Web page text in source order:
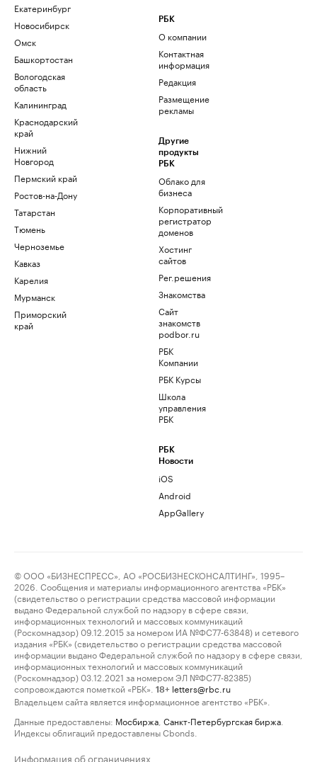
Екатеринбург
Новосибирск
Омск
Башкортостан
Вологодская
область
Калининград
Краснодарский
край
Нижний
Новгород
Пермский край
Ростов-на-Дону
Татарстан
Тюмень
Черноземье
Кавказ
Карелия
Мурманск
Приморский
край
РБК
О компании
Контактная
информация
Редакция
Размещение
рекламы
Другие
продукты
РБК
Облако для
бизнеса
Корпоративный
регистратор
доменов
Хостинг
сайтов
Рег.решения
Знакомства
Сайт
знакомств
podbor.ru
РБК
Компании
РБК Курсы
Школа
управления
РБК
РБК
Новости
iOS
Android
AppGallery
© ООО «БИЗНЕСПРЕСС», АО «РОСБИЗНЕСКОНСАЛТИНГ», 1995–
2026. Сообщения и материалы информационного агентства «РБК»
(свидетельство о регистрации средства массовой информации
выдано Федеральной службой по надзору в сфере связи,
информационных технологий и массовых коммуникаций
(Роскомнадзор) 09.12.2015 за номером ИА №ФС77-63848) и сетевого
издания «РБК» (свидетельство о регистрации средства массовой
информации выдано Федеральной службой по надзору в сфере связи,
информационных технологий и массовых коммуникаций
(Роскомнадзор) 03.12.2021 за номером ЭЛ №ФС77-82385)
сопровождаются пометкой «РБК».
18+ letters@rbc.ru
Владельцем сайта является информационное агентство «РБК».
Данные предоставлены: Мосбиржа Санкт-Петербургская биржа
Индексы облигаций предоставлены Cbonds.
Информация об ограничениях